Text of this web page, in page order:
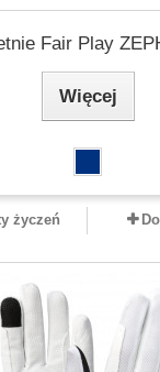
Fair Play
Więcej
życzeń